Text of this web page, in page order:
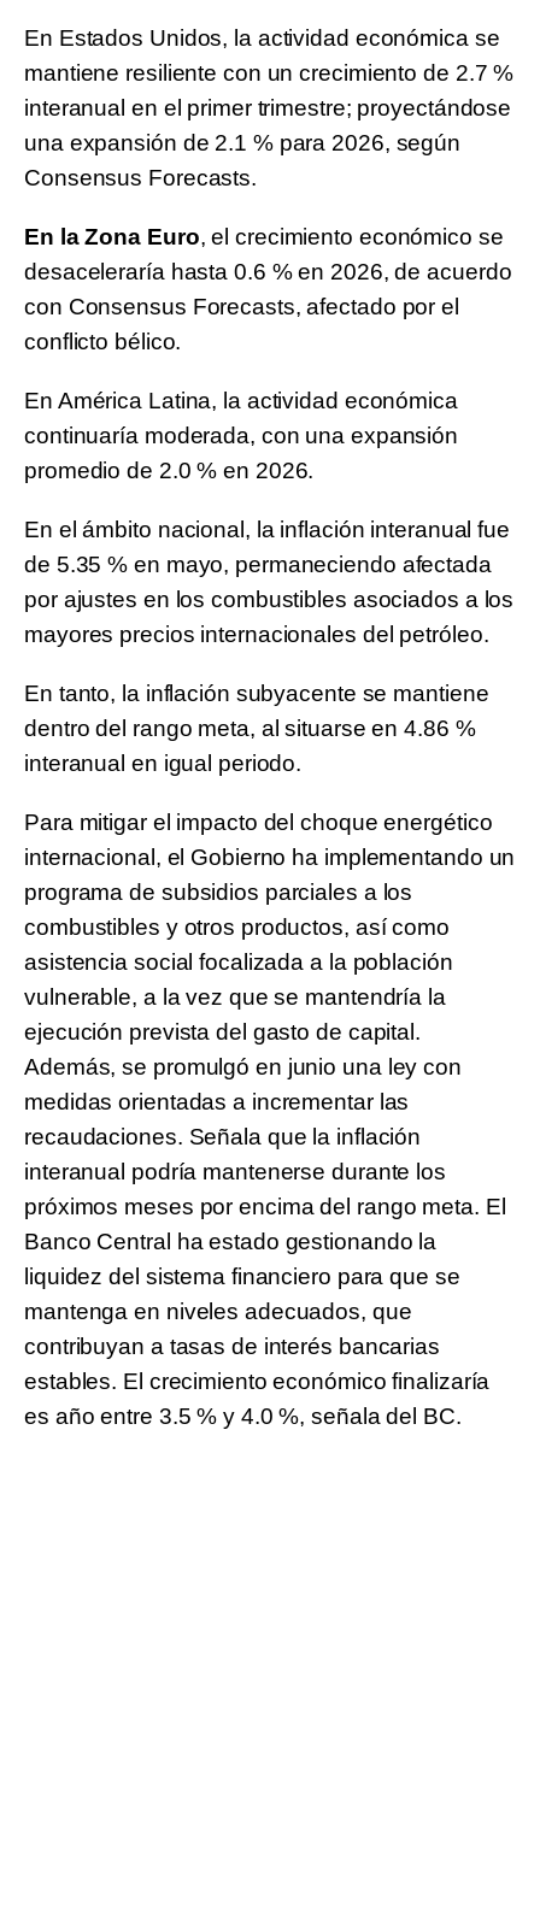
En Estados Unidos, la actividad económica se
mantiene resiliente con un crecimiento de 2.7 %
interanual en el primer trimestre; proyectándose
una expansión de 2.1 % para 2026, según
Consensus Forecasts.
En la Zona Euro, el crecimiento económico se
desaceleraría hasta 0.6 % en 2026, de acuerdo
con Consensus Forecasts, afectado por el
conflicto bélico.
En América Latina, la actividad económica
continuaría moderada, con una expansión
promedio de 2.0 % en 2026.
En el ámbito nacional, la inflación interanual fue
de 5.35 % en mayo, permaneciendo afectada
por ajustes en los combustibles asociados a los
mayores precios internacionales del petróleo.
En tanto, la inflación subyacente se mantiene
dentro del rango meta, al situarse en 4.86 %
interanual en igual periodo.
Para mitigar el impacto del choque energético
internacional, el Gobierno ha implementando un
programa de subsidios parciales a los
combustibles y otros productos, así como
asistencia social focalizada a la población
vulnerable, a la vez que se mantendría la
ejecución prevista del gasto de capital.
Además, se promulgó en junio una ley con
medidas orientadas a incrementar las
recaudaciones. Señala que la inflación
interanual podría mantenerse durante los
próximos meses por encima del rango meta. El
Banco Central ha estado gestionando la
liquidez del sistema financiero para que se
mantenga en niveles adecuados, que
contribuyan a tasas de interés bancarias
estables. El crecimiento económico finalizaría
es año entre 3.5 % y 4.0 %, señala del BC.